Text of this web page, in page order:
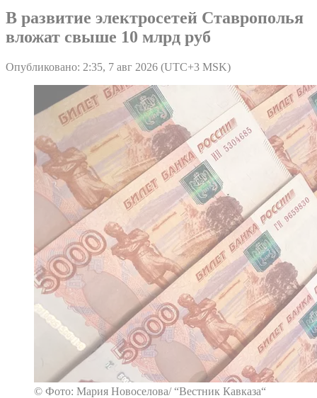
В развитие электросетей Ставрополья
вложат свыше 10 млрд руб
Опубликовано: 2:35, 7 авг 2026 (UTC+3 MSK)
© Фото: Мария Новоселова/ “Вестник Кавказа“